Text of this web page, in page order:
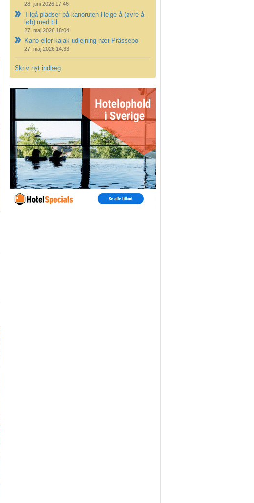
28. juni 2026 17:46
Tilgå pladser på kanoruten Helge å (øvre å-
løb) med bil
27. maj 2026 18:04
Kano eller kajak udlejning nær Prässebo
27. maj 2026 14:33
Skriv nyt indlæg